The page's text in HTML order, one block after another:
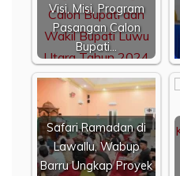
Visi, Misi, Program
Pasangan Calon
Bupati…
Safari Ramadan di
Lawallu, Wabup
Barru Ungkap Proyek